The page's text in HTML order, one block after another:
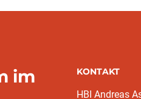
im
KONTAKT
HBI Andreas